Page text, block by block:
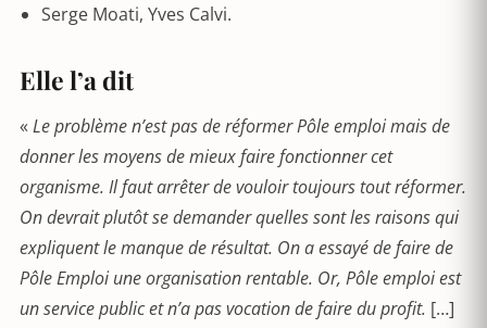
Serge Moati, Yves Calvi.
Elle l’a dit
« Le problème n’est pas de réformer Pôle emploi mais de
donner les moyens de mieux faire fonctionner cet
organisme. Il faut arrêter de vouloir toujours tout réformer.
On devrait plutôt se demander quelles sont les raisons qui
expliquent le manque de résultat. On a essayé de faire de
Pôle Emploi une organisation rentable. Or, Pôle emploi est
un service public et n’a pas vocation de faire du profit. […]